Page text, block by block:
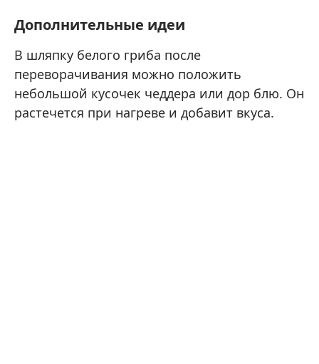
Дополнительные идеи
В шляпку белого гриба после
переворачивания можно положить
небольшой кусочек чеддера или дор блю. Он
растечется при нагреве и добавит вкуса.